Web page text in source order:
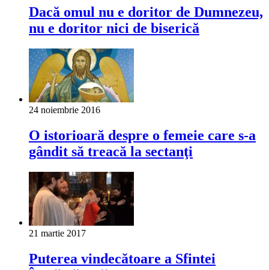
Dacă omul nu e doritor de Dumnezeu,
nu e doritor nici de biserică
24 noiembrie 2016
O istorioară despre o femeie care s-a
gândit să treacă la sectanţi
21 martie 2017
Puterea vindecătoare a Sfintei